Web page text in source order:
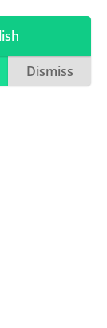
Dismiss